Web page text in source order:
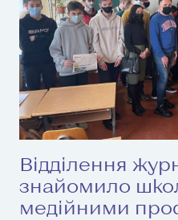
Відділення
знайомило
медійними